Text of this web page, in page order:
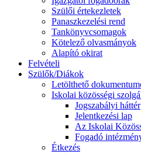
Szülői értekezletek
Panaszkezelési rend
Tankönyvcsomagok
Kötelező olvasmányok
Alapító okirat
Felvételi
Szülők/Diákok
Letölthető
Iskolai közösségi
Jogszabályi háttér
Jelentkezési lap
Az Iskolai
Fogadó
Étkezés